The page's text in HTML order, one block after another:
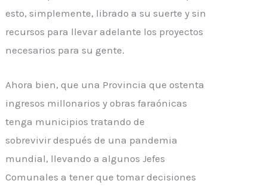
esto, simplemente, librado a su suerte y sin
recursos para llevar adelante los proyectos
necesarios para su gente.
Ahora bien, que una Provincia que ostenta
ingresos millonarios y obras faraónicas
tenga municipios tratando de
sobrevivirdespués de una pandemia
mundial, llevando a algunos Jefes
Comunales a tener que tomar decisiones